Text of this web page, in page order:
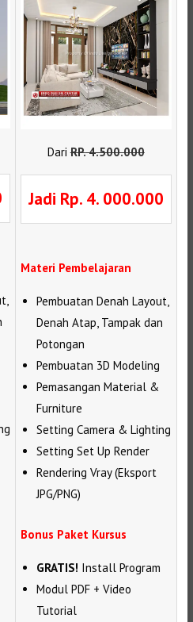
DariRP.4.500.000
Jadi Rp. 4. 000.000
Materi Pembelajaran
Pembuatan Denah Layout,
Denah Atap, Tampak dan
Potongan
Pembuatan 3D Modeling
Pemasangan Material &
Furniture
Setting Camera & Lighting
Setting Set Up Render
Rendering Vray (Eksport
JPG/PNG)
Bonus Paket Kursus
GRATIS! Install Program
Modul PDF + Video
Tutorial